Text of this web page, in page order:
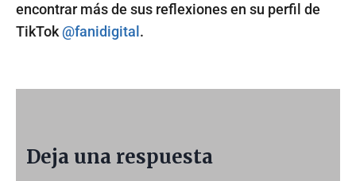
encontrar más de sus reflexiones en su perfil de
TikTok@fanidigital .
Deja una respuesta